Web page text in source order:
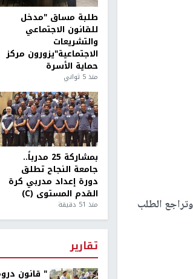
الطلب
طلبة مساق "مدخل
للقانون الاجتماعي
والتشريعات
الاجتماعية"يزورون مركز
حماية الأسرة
منذ 5 ثواني
بمشاركة 25 مدرباً..
جامعة النجاح تطلق
دورة إعداد مدربي كرة
القدم المستوى (C)
منذ 51 دقيقة
تقارير
" قانون